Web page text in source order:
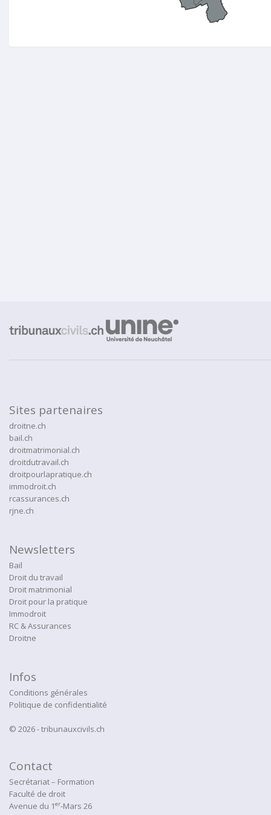
Sites partenaires
droitne.ch
bail.ch
droitmatrimonial.ch
droitdutravail.ch
droitpourlapratique.ch
immodroit.ch
rcassurances.ch
rjne.ch
Newsletters
Bail
Droit du travail
Droit matrimonial
Droit pour la pratique
Immodroit
RC & Assurances
Droitne
Infos
Conditions générales
Politique de confidentialité
© 2026 - tribunauxcivils.ch
Contact
Secrétariat – Formation
Faculté de droit
Avenue du 1er-Mars 26